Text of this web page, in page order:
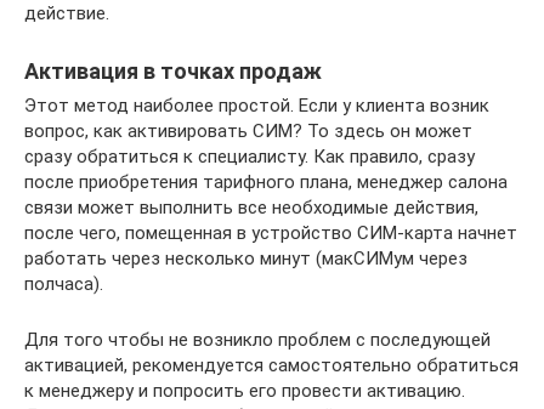
действие.
Активация в точках продаж
Этот метод наиболее простой. Если у клиента возник
вопрос, как активировать СИМ? То здесь он может
сразу обратиться к специалисту. Как правило, сразу
после приобретения тарифного плана, менеджер салона
связи может выполнить все необходимые действия,
после чего, помещенная в устройство СИМ-карта начнет
работать через несколько минут (макСИМум через
полчаса).
Для того чтобы не возникло проблем с последующей
активацией, рекомендуется самостоятельно обратиться
к менеджеру и попросить его провести активацию.